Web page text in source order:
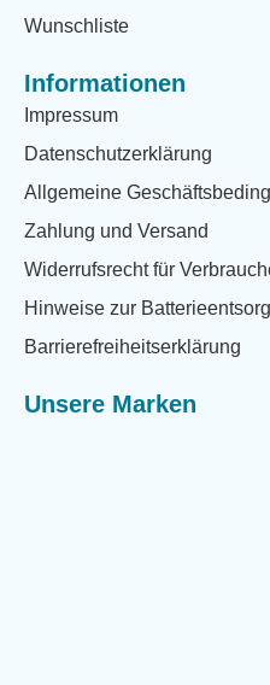
Wunschliste
Informationen
Impressum
Datenschutzerklärung
Allgemeine
Zahlung und Versand
Widerrufsrecht für
Hinweise zur
Barrierefreiheitserklärung
Unsere Marken